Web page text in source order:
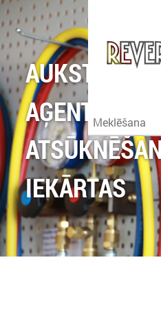
AUKSTUMA
AĢENTU
IEKĀRTAS